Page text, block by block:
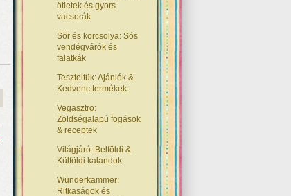
ötletek és gyors
vacsorák
Sör és korcsolya: Sós
vendégvárók és
falatkák
Teszteltük: Ajánlók &
Kedvenc termékek
Vegasztro:
Zöldségalapú fogások
& receptek
Világjáró: Belföldi &
Külföldi kalandok
Wunderkammer:
Ritkaságok és